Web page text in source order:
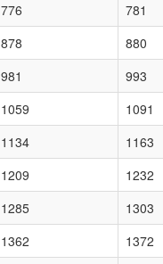
776 781
878 880
981 993
1059 1091
1134 1163
1209 1232
1285 1303
1362 1372